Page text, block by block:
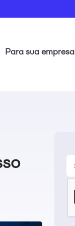
Para sua empresa